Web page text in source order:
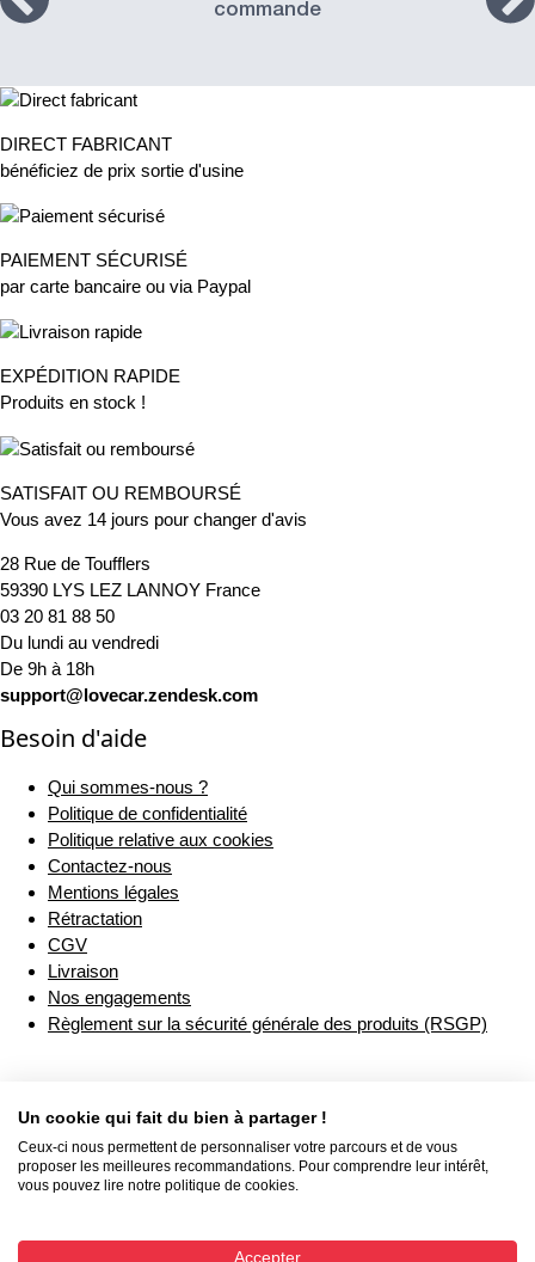
commande
DIRECT FABRICANT
bénéficiez de prix sortie d'usine
PAIEMENT SÉCURISÉ
par carte bancaire ou via Paypal
EXPÉDITION RAPIDE
Produits en stock !
SATISFAIT OU REMBOURSÉ
Vous avez 14 jours pour changer d'avis
28 Rue de Toufflers
59390 LYS LEZ LANNOY France
03 20 81 88 50
Du lundi au vendredi
De 9h à 18h
support@lovecar.zendesk.com
Besoin d'aide
Qui sommes-nous ?
Politique de confidentialité
Politique relative aux cookies
Contactez-nous
Mentions légales
Rétractation
CGV
Livraison
Nos engagements
Règlement sur la sécurité générale des produits (RSGP)
Un cookie qui fait du bien à partager !
Ceux-ci nous permettent de personnaliser votre parcours et de vous
proposer les meilleures recommandations. Pour comprendre leur intérêt,
vous pouvez lire notre politique de cookies.
Accepter